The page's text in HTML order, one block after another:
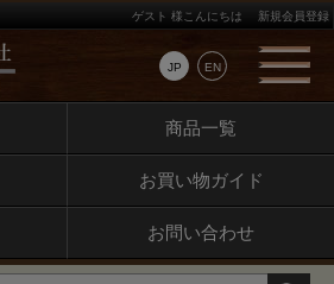
JP EN
ゲスト 様こんにちは 新規会員登録
商品一覧
お買い物ガイド
お問い合わせ